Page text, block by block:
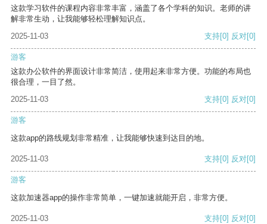
这款学习软件的课程内容非常丰富，涵盖了各个学科的知识。老师的讲
解非常生动，让我能够轻松理解知识点。
2025-11-03
支持[0] 反对[0]
游客
这款办公软件的界面设计非常简洁，使用起来非常方便。功能的布局也
很合理，一目了然。
2025-11-03
支持[0] 反对[0]
游客
这款app的路线规划非常精准，让我能够快速到达目的地。
2025-11-03 支持[0] 反对[0]
游客
这款加速器app的操作非常简单，一键加速就能开启，非常方便。
2025-11-03 支持[0] 反对[0]